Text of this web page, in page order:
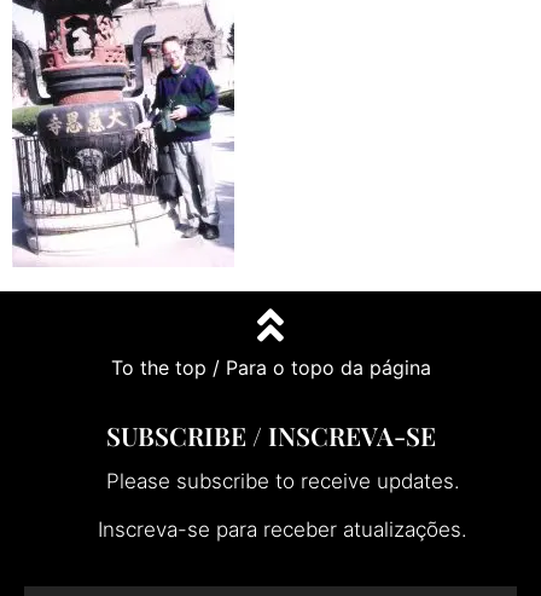
To the top / Para o topo da página
SUBSCRIBE / INSCREVA-SE
Please subscribe to receive updates.
Inscreva-se para receber atualizações.